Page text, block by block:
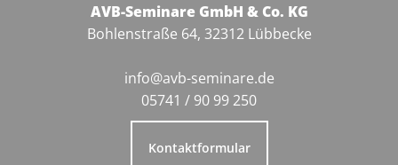
AVB-Seminare GmbH & Co. KG
Bohlenstraße 64, 32312 Lübbecke
info@avb-seminare.de
05741 / 90 99 250
Kontaktformular